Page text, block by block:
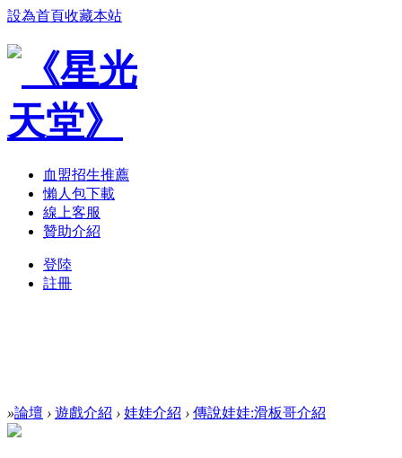
設為首頁收藏本站
血盟招生推薦
懶人包下載
線上客服
贊助介紹
登陸
註冊
»論壇 › 遊戲介紹 › 娃娃介紹 › 傳說娃娃:滑板哥介紹